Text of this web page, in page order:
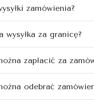
zamówienia?
wysyłka za granicę?
zapłacić za
odebrać